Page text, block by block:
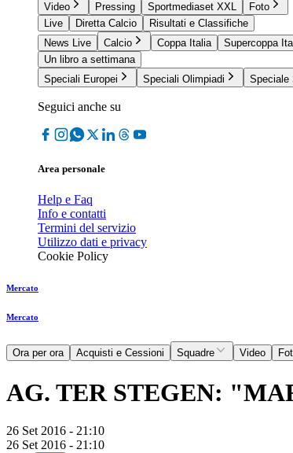
Video Pressing Sportmediaset XXL
Foto
Live
Diretta Calcio
Risultati e Classifiche
News Live
Calcio Coppa Italia Supercoppa
Un libro a settimana
Speciali Europei
Speciali Olimpiadi Speciale
Seguici anche su
Area personale
Help e Faq
Info e contatti
Termini del servizio
Utilizzo dati e privacy
Cookie Policy
Mercato
Mercato
Ora per ora Acquisti e Cessioni Squadre Video
AG. TER STEGEN:
26 Set 2016 - 21:10
26 Set 2016 - 21:10